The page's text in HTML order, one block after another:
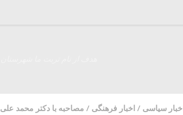
اخبار سیاسی / اخبار فرهنگی / مصاحبه با دکتر محمد علی